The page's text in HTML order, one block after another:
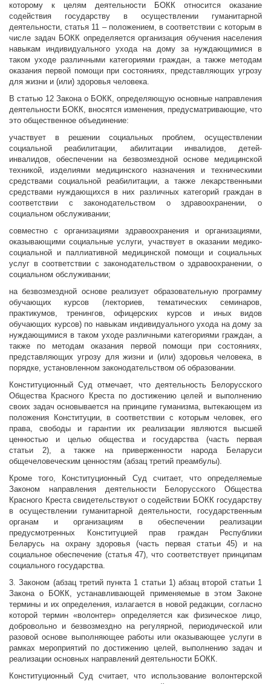
которому к целям деятельности БОКК относится оказание
содействия государству в осуществлении гуманитарной
деятельности, статья 11 – положением, в соответствии с которым в
числе задач БОКК определяется организация обучения населения
навыкам индивидуального ухода на дому за нуждающимися в
таком уходе различными категориями граждан, а также методам
оказания первой помощи при состояниях, представляющих угрозу
для жизни и (или) здоровья человека.
В статью 12 Закона о БОКК, определяющую основные направления
деятельности БОКК, вносятся изменения, предусматривающие, что
это общественное объединение:
участвует в решении социальных проблем, осуществлении
социальной реабилитации, абилитации инвалидов, детей-
инвалидов, обеспечении на безвозмездной основе медицинской
техникой, изделиями медицинского назначения и техническими
средствами социальной реабилитации, а также лекарственными
средствами нуждающихся в них различных категорий граждан в
соответствии с законодательством о здравоохранении, о
социальном обслуживании;
совместно с организациями здравоохранения и организациями,
оказывающими социальные услуги, участвует в оказании медико-
социальной и паллиативной медицинской помощи и социальных
услуг в соответствии с законодательством о здравоохранении, о
социальном обслуживании;
на безвозмездной основе реализует образовательную программу
обучающих курсов (лекториев, тематических семинаров,
практикумов, тренингов, офицерских курсов и иных видов
обучающих курсов) по навыкам индивидуального ухода на дому за
нуждающимися в таком уходе различными категориями граждан, а
также по методам оказания первой помощи при состояниях,
представляющих угрозу для жизни и (или) здоровья человека, в
порядке, установленном законодательством об образовании.
Конституционный Суд отмечает, что деятельность Белорусского
Общества Красного Креста по достижению целей и выполнению
своих задач основывается на принципе гуманизма, вытекающем из
положения Конституции, в соответствии с которым человек, его
права, свободы и гарантии их реализации являются высшей
ценностью и целью общества и государства (часть первая
статьи 2), а также на приверженности народа Беларуси
общечеловеческим ценностям (абзац третий преамбулы).
Кроме того, Конституционный Суд считает, что определяемые
Законом направления деятельности Белорусского Общества
Красного Креста свидетельствуют о содействии БОКК государству
в осуществлении гуманитарной деятельности, государственным
органам и организациям в обеспечении реализации
предусмотренных Конституцией прав граждан Республики
Беларусь на охрану здоровья (часть первая статьи 45) и на
социальное обеспечение (статья 47), что соответствует принципам
социального государства.
3. Законом (абзац третий пункта 1 статьи 1) абзац второй статьи 1
Закона о БОКК, устанавливающей применяемые в этом Законе
термины и их определения, излагается в новой редакции, согласно
которой термин «волонтер» определяется как физическое лицо,
добровольно и безвозмездно на регулярной, периодической или
разовой основе выполняющее работы или оказывающее услуги в
рамках мероприятий по достижению целей, выполнению задач и
реализации основных направлений деятельности БОКК.
Конституционный Суд считает, что использование волонтерской